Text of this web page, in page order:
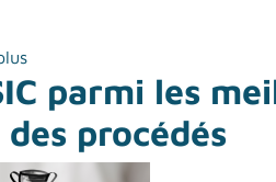
sur Ouverture des candidatures
parmi les
procédés